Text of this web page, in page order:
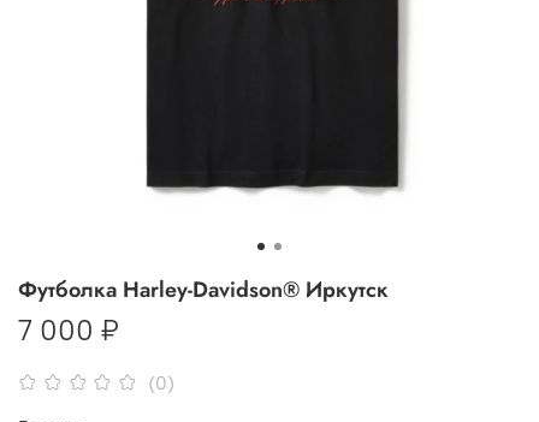
(0)
Футболка Harley-Davidson® Иркутск
7 000 ₽